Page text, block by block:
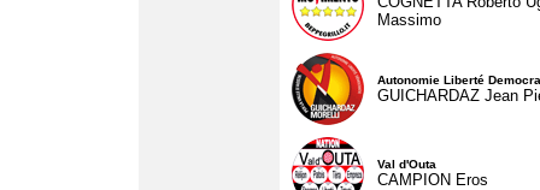
Massimo
Autonomie Liberté
GUICHARDAZ Jean
Val d'Outa
CAMPION Eros